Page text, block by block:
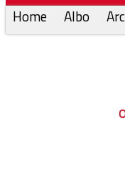
Home Albo